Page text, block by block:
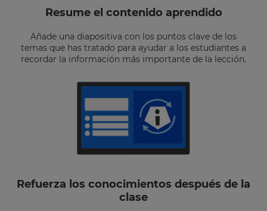
Resume el contenido aprendido
Añade una diapositiva con los puntos clave de los
temas que has tratado para ayudar a los estudiantes a
recordar la información más importante de la lección.
Refuerza los conocimientos después de la
clase